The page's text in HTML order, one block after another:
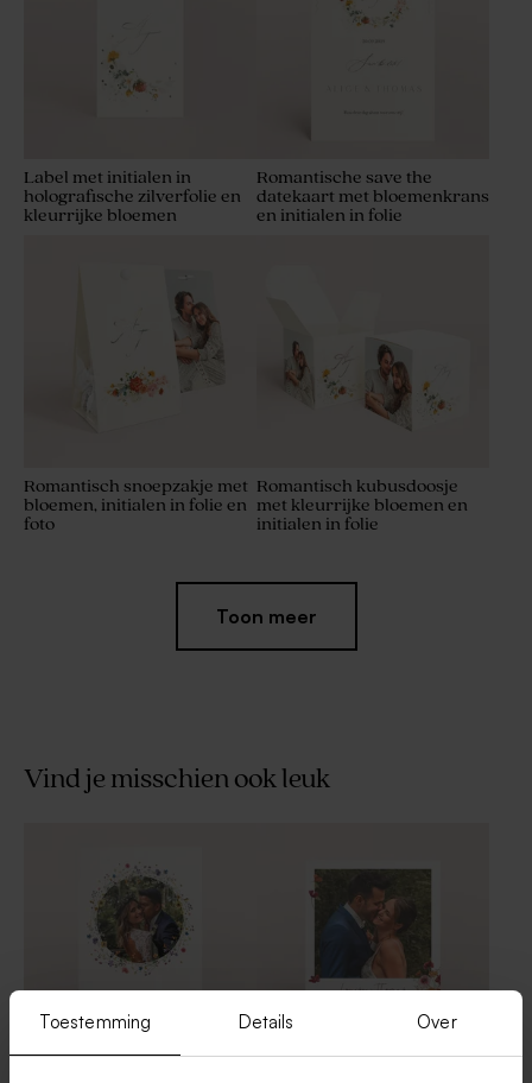
Toestemming Details Over
Label met initialen in
holografische zilverfolie en
kleurrijke bloemen
Romantische save the
datekaart met bloemenkrans
en initialen in folie
Romantisch snoepzakje met
bloemen, initialen in folie en
foto
Romantisch kubusdoosje
met kleurrijke bloemen en
initialen in folie
initialen in folie
Toon meer
Vind je misschien ook leuk